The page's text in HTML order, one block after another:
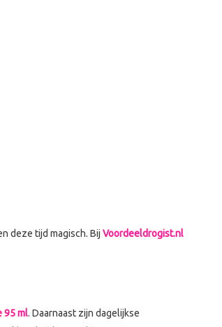
deze tijd magisch. Bij Voordeeldrogist.nl
95 ml. Daarnaast zijn dagelijkse